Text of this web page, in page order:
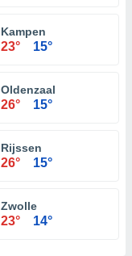
Kampen
23° 15°
Oldenzaal
26° 15°
Rijssen
26° 15°
Zwolle
23° 14°